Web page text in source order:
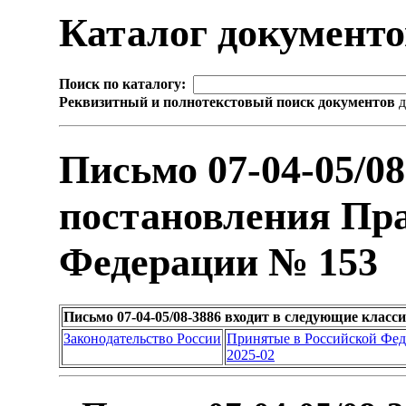
Каталог
Поиск по каталогу:
Реквизитный и полнотекстовый поиск документов
Письмо 07-04-05/
постановления
Федерации № 153
Письмо 07-04-05/08-3886 входит в следующие
Законодательство России Принятые в Российской
2025-02